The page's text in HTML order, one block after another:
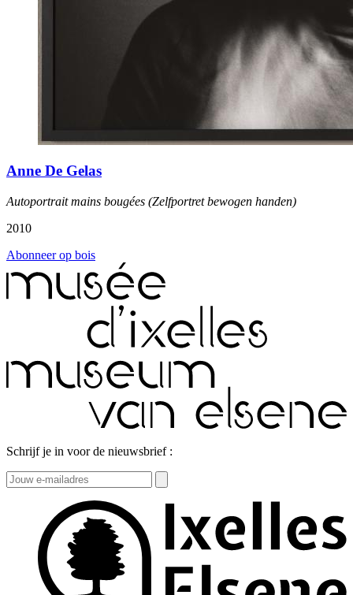
Anne De Gelas
Autoportrait mains bougées (Zelfportret bewogen handen)
2010
Abonneer op bois
Schrijf je in voor de nieuwsbrief :